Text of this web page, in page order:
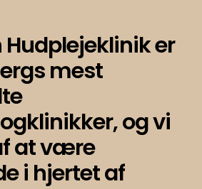
Hudplejeklinik er
mest
og vi
at være
i hjertet af